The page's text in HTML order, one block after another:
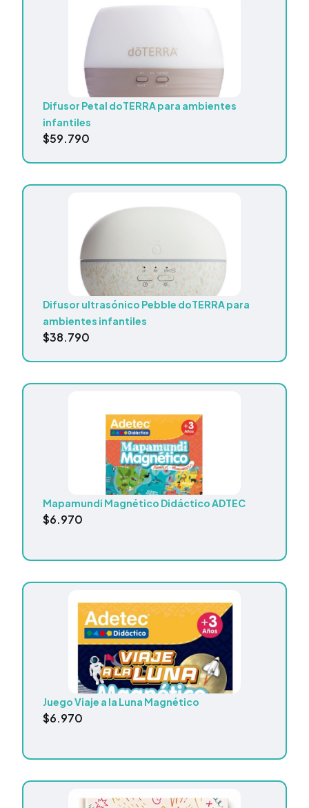
Difusor Petal doTERRA para ambientes
infantiles
$59.790
Difusor ultrasónico Pebble doTERRA para
ambientes infantiles
$38.790
Mapamundi Magnético Didáctico ADTEC
$6.970
Juego Viaje a la Luna Magnético
$6.970